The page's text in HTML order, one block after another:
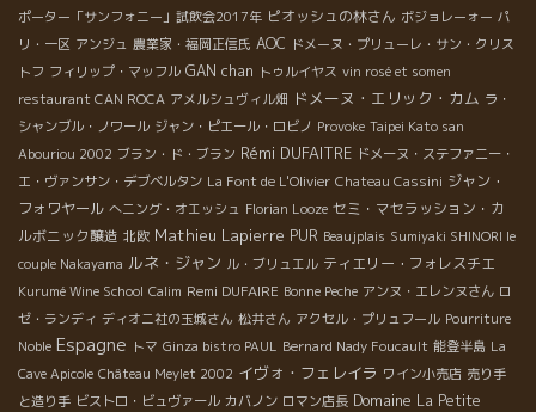
ポーター「サンフォニー」試飲会2017年 ピオッシュの林さん ボジョレーォー パ
リ・一区 アンジュ 農業家・福岡正信氏 AOC ドメーヌ・プリューレ・サン・クリス
トフ フィリップ・マッフル GAN chan トゥルイヤス vin rosé et somen
restaurant CAN ROCA アメルシュヴィル畑 ドメーヌ・エリック・カム ラ・
シャンブル・ノワール ジャン・ピエール・ロビノ Provoke Taipei Kato san
Abouriou 2002 ブラン・ド・ブラン Rémi DUFAITRE ドメーヌ・ステファニー・
エ・ヴァンサン・デブベルタン La Font de L'Olivier Chateau Cassini ジャン・
フォワヤール へニング・オエッシュ Florian Looze セミ・マセラッション・カ
ルボニック醸造 北欧 Mathieu Lapierre PUR Beaujplais Sumiyaki SHINORI le
couple Nakayama ルネ・ジャン ル・ブリュエル ティエリー・フォレスチエ
Kurumé Wine School Calim Remi DUFAIRE Bonne Peche アンヌ・エレンヌさん ロ
ゼ・ランディ ディオニ社の玉城さん 松井さん アクセル・プリュフール Pourriture
Noble Espagne トマ Ginza bistro PAUL Bernard Nady Foucault 能登半島 La
Cave Apicole Château Meylet 2002 イヴォ・フェレイラ ワイン小売店 売り手
と造り手 ビストロ・ビュヴァール カバノン ロマン店長 Domaine La Petite